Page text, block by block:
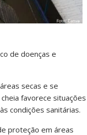
de doenças e
secas e se
favorece situações
condições sanitárias.
proteção em áreas